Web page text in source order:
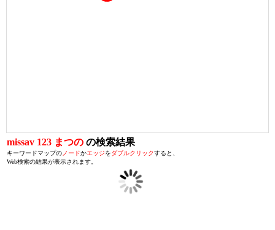
missav 123 まつの の検索結果
キーワードマップの ノードかエッジをダブルクリックすると、
Web検索の結果が表示されます。